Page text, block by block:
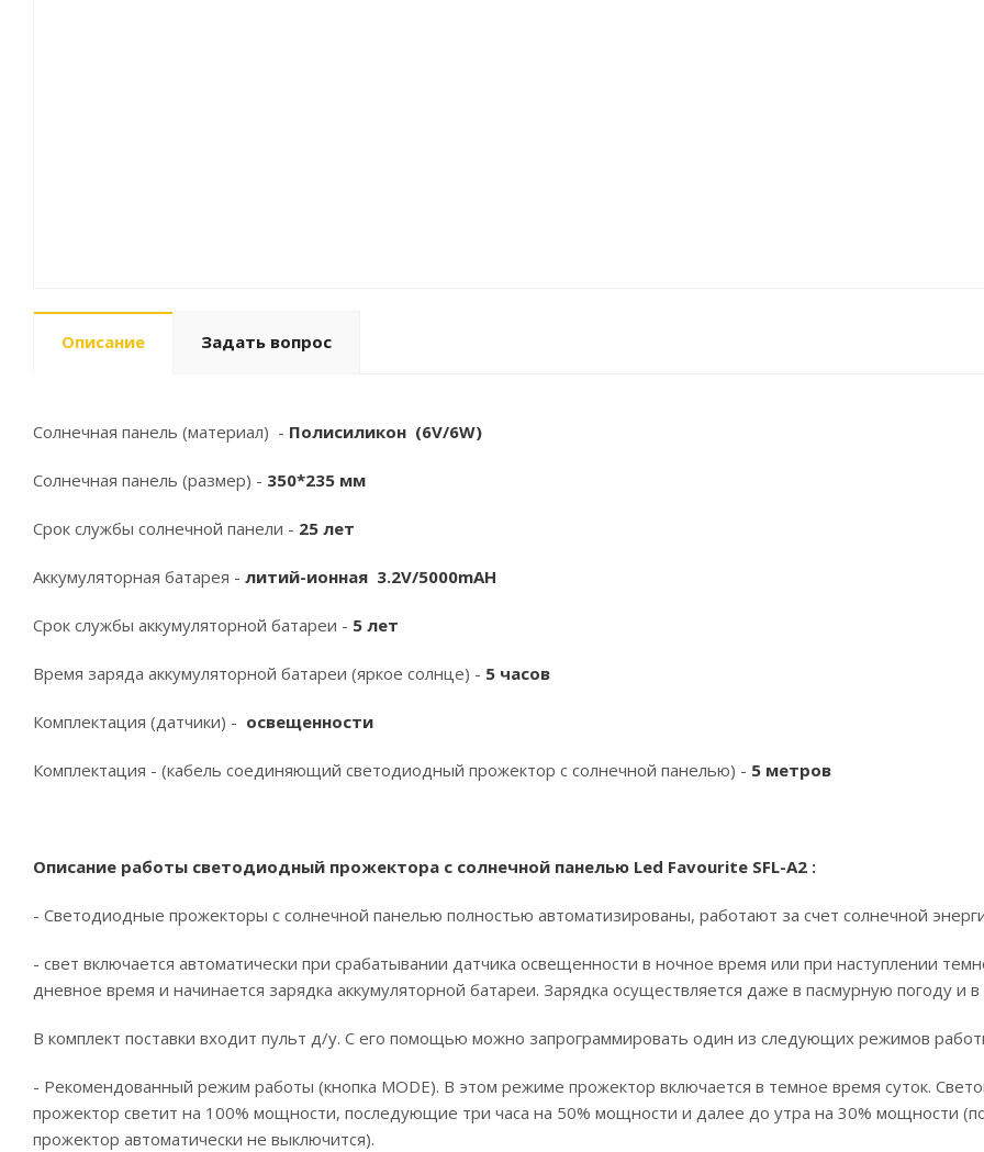
Описание Задать вопрос
Солнечная панель (материал) - Полисиликон (6V/6W)
Солнечная панель (размер) - 350*235 мм
Срок службы солнечной панели - 25 лет
Аккумуляторная батарея - литий-ионная 3.2V/5000mAH
Срок службы аккумуляторной батареи - 5 лет
Время заряда аккумуляторной батареи (яркое солнце) - 5 часов
Комплектация (датчики) - освещенности
Комплектация - (кабель соединяющий светодиодный прожектор с солнечной панелью) - 5 метров
Описание работы светодиодный прожектора с солнечной панелью Led Favourite SFL-A2 :
- Светодиодные прожекторы с солнечной панелью полностью автоматизированы, работают за счет солнечной
- свет включается автоматически при срабатывании датчика освещенности в ночное время или при наступлении
дневное время и начинается зарядка аккумуляторной батареи. Зарядка осуществляется даже в пасмурную погоду и
В комплект поставки входит пульт д/у. С его помощью можно запрограммировать один из следующих режимов
- Рекомендованный режим работы (кнопка MODE). В этом режиме прожектор включается в темное время суток.
прожектор светит на 100% мощности, последующие три часа на 50% мощности и далее до утра на 30% мощности
прожектор автоматически не выключится).